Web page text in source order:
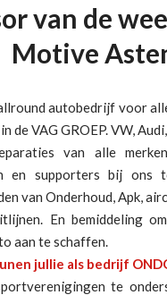
van de
Motive
autobedrijf voor
de VAG GROEP. VW,
van alle merken
en supporters bij ons
van Onderhoud, Apk,
En bemiddeling
aan te schaffen.
jullie als bedrijf
te